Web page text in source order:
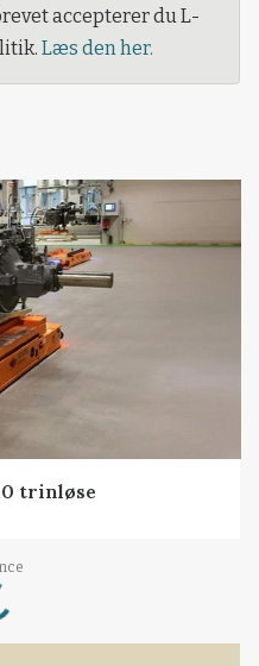
accepterer du L-
Læs den her.
trinløse